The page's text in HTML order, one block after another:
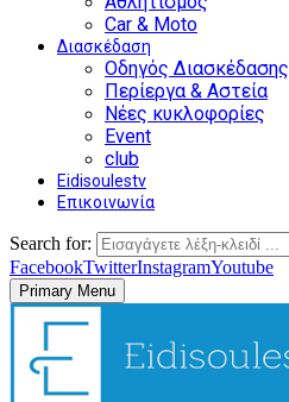
Car & Moto
Διασκέδαση
Οδηγός Διασκέδασης
Περίεργα & Αστεία
Νέες κυκλοφορίες
Event
club
Eidisoulestv
Επικοινωνία
Search for:
FacebookTwitterInstagramYoutube
Primary Menu